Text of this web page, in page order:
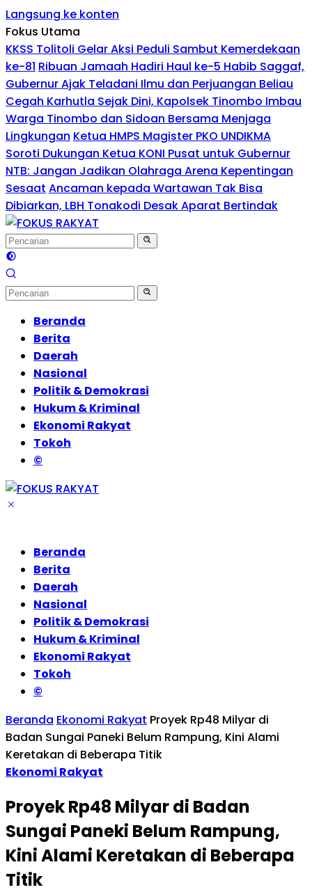
Langsung ke konten
Fokus Utama
KKSS Tolitoli Gelar Aksi Peduli Sambut Kemerdekaan
ke-81 Ribuan Jamaah Hadiri Haul ke-5 Habib Saggaf,
Gubernur Ajak Teladani Ilmu dan Perjuangan Beliau
Cegah Karhutla Sejak Dini, Kapolsek Tinombo Imbau
Warga Tinombo dan Sidoan Bersama Menjaga
Lingkungan Ketua HMPS Magister PKO UNDIKMA
Soroti Dukungan Ketua KONI Pusat untuk Gubernur
NTB: Jangan Jadikan Olahraga Arena Kepentingan
Sesaat Ancaman kepada Wartawan Tak Bisa
Dibiarkan, LBH Tonakodi Desak Aparat Bertindak
Beranda
Berita
Daerah
Nasional
Politik & Demokrasi
Hukum & Kriminal
Ekonomi Rakyat
Tokoh
©
Beranda
Berita
Daerah
Nasional
Politik & Demokrasi
Hukum & Kriminal
Ekonomi Rakyat
Tokoh
©
Beranda Ekonomi Rakyat Proyek Rp48 Milyar di
Badan Sungai Paneki Belum Rampung, Kini Alami
Keretakan di Beberapa Titik
Ekonomi Rakyat
Proyek Rp48 Milyar di Badan
Sungai Paneki Belum Rampung,
Kini Alami Keretakan di Beberapa
Titik